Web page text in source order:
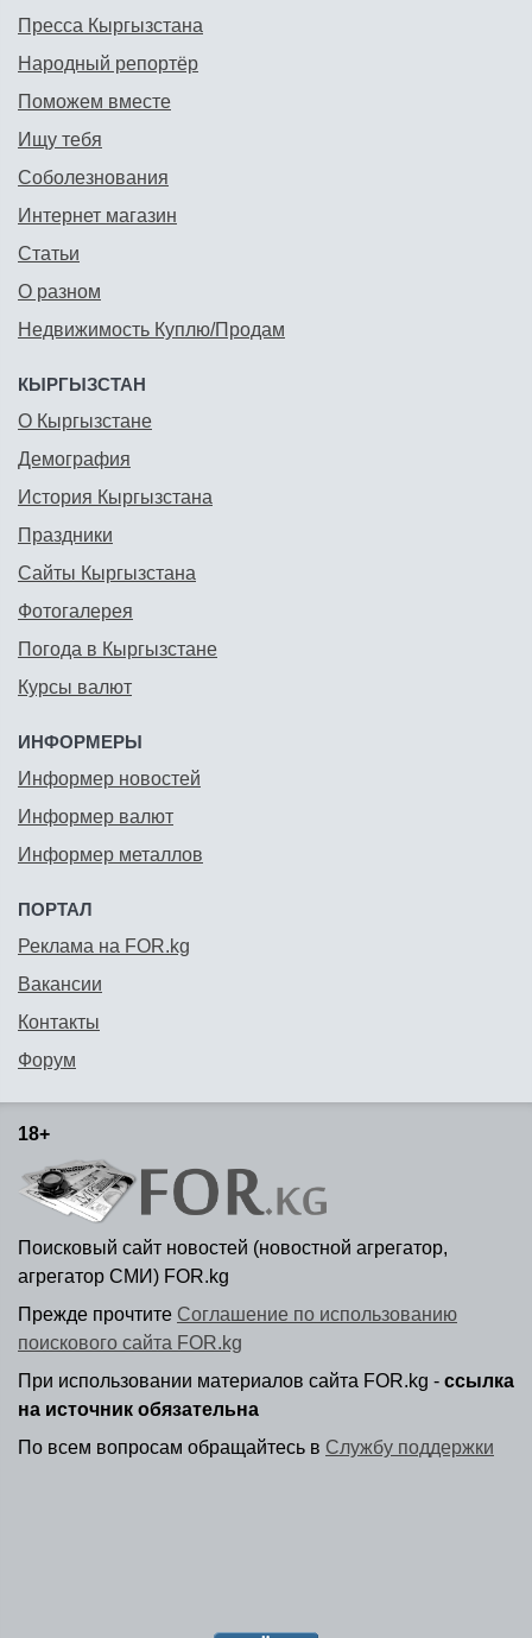
Пресса Кыргызстана
Народный репортёр
Поможем вместе
Ищу тебя
Соболезнования
Интернет магазин
Статьи
О разном
Недвижимость Куплю/Продам
КЫРГЫЗСТАН
О Кыргызстане
Демография
История Кыргызстана
Праздники
Сайты Кыргызстана
Фотогалерея
Погода в Кыргызстане
Курсы валют
ИНФОРМЕРЫ
Информер новостей
Информер валют
Информер металлов
ПОРТАЛ
Реклама на FOR.kg
Вакансии
Контакты
Форум
18+
Поисковый сайт новостей (новостной агрегатор,
агрегатор СМИ) FOR.kg
Прежде прочтите Соглашение по использованию
поискового сайта FOR.kg
При использовании материалов сайта FOR.kg - ссылка
на источник обязательна
По всем вопросам обращайтесь в Службу поддержки